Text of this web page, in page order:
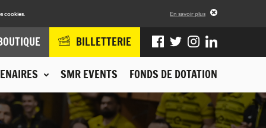
cookies. En savoir plus
SMR EVENTS FONDS DE DOTATION
BILLETTERIE